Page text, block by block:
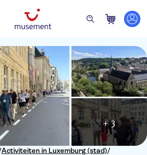
Activiteiten in Luxemburg (stad)/
+ 3